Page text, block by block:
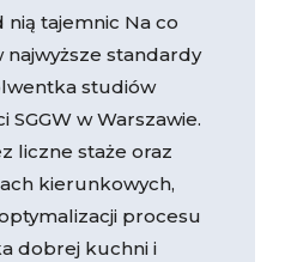
tajemnic Na co
najwyższe standardy
studiów
w Warszawie.
liczne staże oraz
kierunkowych,
procesu
dobrej kuchni i